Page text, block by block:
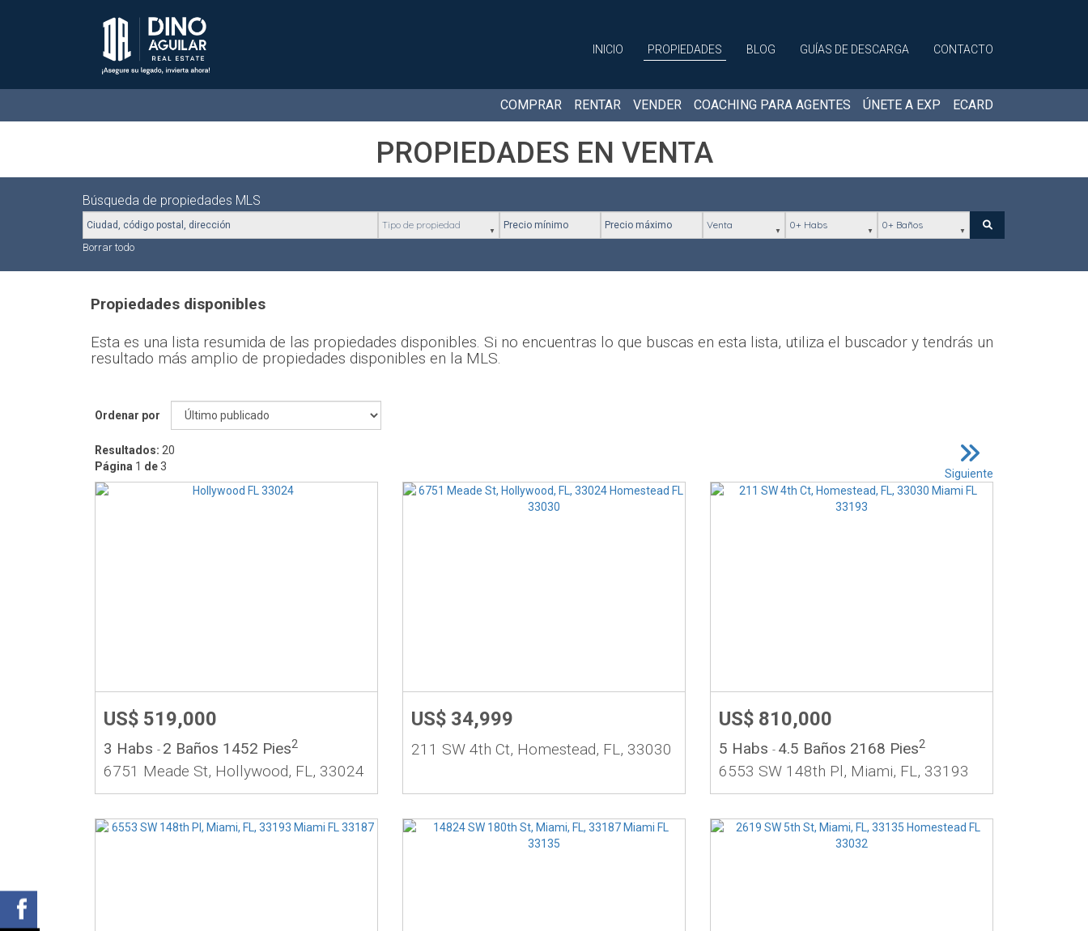
INICIO PROPIEDADES BLOG GUÍAS DE DESCARGA CONTACTO
COMPRAR RENTAR VENDER COACHING PARA AGENTES ÚNETE A EXP ECARD
PROPIEDADES EN VENTA
Búsqueda de propiedades MLS
Precio mínimo Precio máximo
Borrar todo
Propiedades disponibles
Esta es una lista resumida de las propiedades disponibles. Si no encuentras lo que buscas en esta lista, utiliza el buscador y tendrás un
resultado más amplio de propiedades disponibles en la MLS.
Ordenar por
Siguiente
Resultados: 20
Página 1 de3
US$ 519,000
3 Habs - 2 Baños 1452 Pies2
6751 Meade St, Hollywood, FL, 33024
US$ 34,999
211 SW 4th Ct, Homestead, FL, 33030
US$ 810,000
5 Habs - 4.5 Baños 2168 Pies2
6553 SW 148th Pl, Miami, FL, 33193